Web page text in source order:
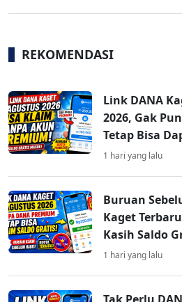
REKOMENDASI
Link DANA
2026, Gak
Tetap Bisa
1 hari yang lalu
Buruan
Kaget
Kasih Saldo
1 hari yang lalu